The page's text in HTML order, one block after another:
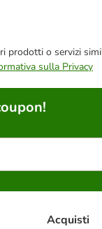
o servizi
sulla Privacy
Acquisti